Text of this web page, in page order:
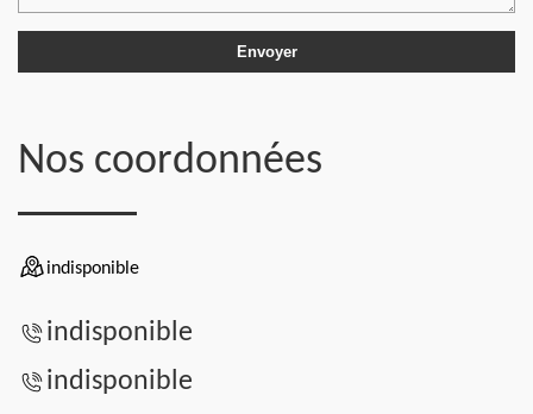
Nos coordonnées
indisponible
indisponible
indisponible